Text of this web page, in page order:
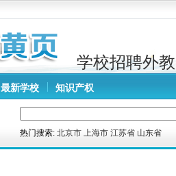
学校招聘外教
最新学校 知识产权
热门搜索: 北京市 上海市 江苏省 山东省